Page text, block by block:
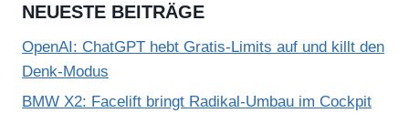
a
NEUESTE BEITRÄGE
OpenAI: ChatGPT hebt Gratis-Limits auf und killt den
Denk-Modus
BMW X2: Facelift bringt Radikal-Umbau im Cockpit